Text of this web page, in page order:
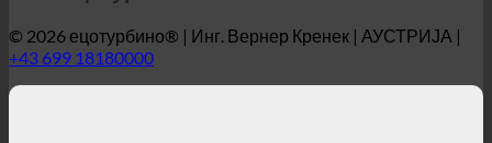
ецотурбино® | оригинал -